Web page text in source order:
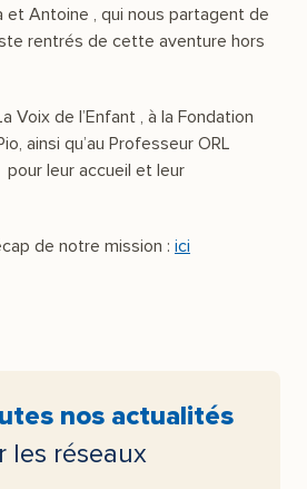
et Antoine , qui nous partagent de
rentrés de cette aventure hors
Voix de l’Enfant , à la Fondation
ainsi qu’au Professeur ORL
pour leur accueil et leur
de notre mission : ici
nos actualités
les réseaux